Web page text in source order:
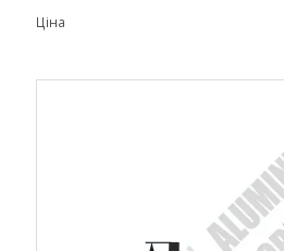
Ціна